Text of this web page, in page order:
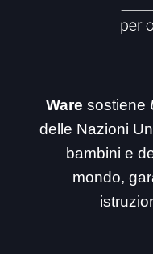
Ware sostiene
delle Nazioni
bambini e
mondo,